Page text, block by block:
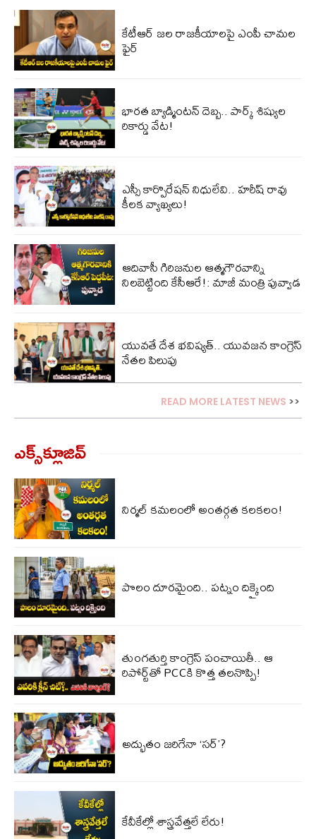
కేటీఆర్ జల రాజకీయాలపై ఎంపీ చామల
ఫైర్
భారత బ్యాడ్మింటన్ దెబ్బ.. పార్క్ శిష్యుల
రికార్డు వేట!
ఎస్సీ కార్పొరేషన్ నిధులేవి.. హరీష్ రావు
కీలక వ్యాఖ్యలు!
ఆదివాసీ గిరిజనుల ఆత్మగౌరవాన్ని
నిలబెట్టింది కేసీఆరే!: మాజీ మంత్రి పువ్వాడ
యువతే దేశ భవిష్యత్.. యువజన కాంగ్రెస్
నేతల పిలుపు
READ MORE LATEST NEWS >>
ఎక్స్‌క్లూజివ్‌
నిర్మల్ కమలంలో అంతర్గత కలకలం!
పొలం దూరమైంది.. పట్నం దిక్కైంది
తుంగతుర్తి కాంగ్రెస్‌ పంచాయితీ.. ఆ
రిపోర్ట్‌తో PCCకి కొత్త తలనొప్పి!
అద్భుతం జరిగేనా ‘సర్’?
కేవీకేల్లో శాస్త్రవేత్తలే లేరు!